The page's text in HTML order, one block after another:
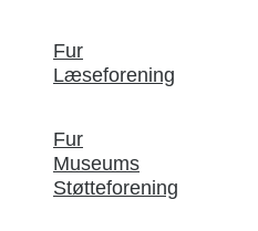
Fur
Læseforening
Fur
Museums
Støtteforening